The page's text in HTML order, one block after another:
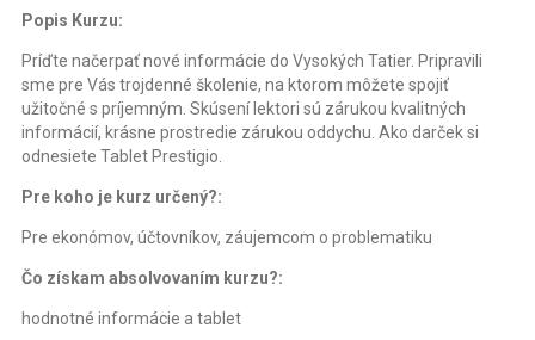
Popis Kurzu:
Príďte načerpať nové informácie do Vysokých Tatier. Pripravili
sme pre Vás trojdenné školenie, na ktorom môžete spojiť
užitočné s príjemným. Skúsení lektori sú zárukou kvalitných
informácií, krásne prostredie zárukou oddychu. Ako darček si
odnesiete Tablet Prestigio.
Pre koho je kurz určený?:
Pre ekonómov, účtovníkov, záujemcom o problematiku
Čo získam absolvovaním kurzu?:
hodnotné informácie a tablet